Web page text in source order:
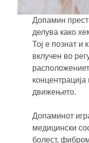
Допамин
делува како
Тој е познат и
вклучен во
концентрација
движењето.
Допаминот
медицински
болест,